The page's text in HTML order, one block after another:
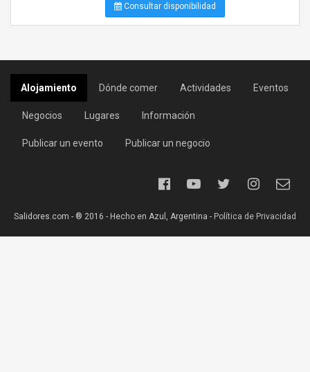
Consultar disponibilidad
Alojamiento Dónde comer Actividades Eventos
Negocios Lugares Información
Publicar un evento Publicar un negocio
Salidores.com - ® 2016 - Hecho en Azul, Argentina - Política de Privacidad